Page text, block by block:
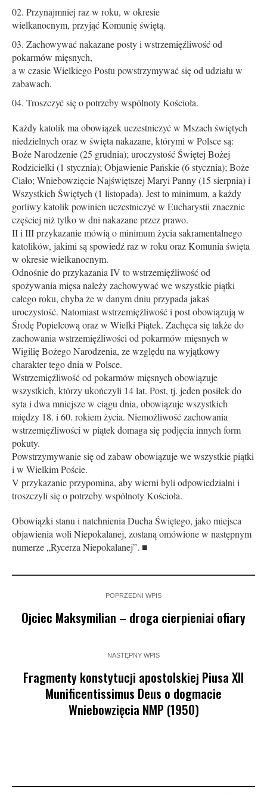
Przynajmniej raz w roku, w okresie
wielkanocnym, przyjąć Komunię świętą.
Zachowywać nakazane posty i wstrzemięźliwość od
pokarmów mięsnych,
a w czasie Wielkiego Postu powstrzymywać się od udziału w
zabawach.
Troszczyć się o potrzeby wspólnoty Kościoła.
Każdy katolik ma obowiązek uczestniczyć w Mszach świętych
niedzielnych oraz w święta nakazane, którymi w Polsce są:
Boże Narodzenie (25 grudnia); uroczystość Świętej Bożej
Rodzicielki (1 stycznia); Objawienie Pańskie (6 stycznia); Boże
Ciało; Wniebowzięcie Najświętszej Maryi Panny (15 sierpnia) i
Wszystkich Świętych (1 listopada). Jest to minimum, a każdy
gorliwy katolik powinien uczestniczyć w Eucharystii znacznie
częściej niż tylko w dni nakazane przez prawo.
II i III przykazanie mówią o minimum życia sakramentalnego
katolików, jakimi są spowiedź raz w roku oraz Komunia święta
w okresie wielkanocnym.
Odnośnie do przykazania IV to wstrzemięźliwość od
spożywania mięsa należy zachowywać we wszystkie piątki
całego roku, chyba że w danym dniu przypada jakaś
uroczystość. Natomiast wstrzemięźliwość i post obowiązują w
Środę Popielcową oraz w Wielki Piątek. Zachęca się także do
zachowania wstrzemięźliwości od pokarmów mięsnych w
Wigilię Bożego Narodzenia, ze względu na wyjątkowy
charakter tego dnia w Polsce.
Wstrzemięźliwość od pokarmów mięsnych obowiązuje
wszystkich, którzy ukończyli 14 lat. Post, tj. jeden posiłek do
syta i dwa mniejsze w ciągu dnia, obowiązuje wszystkich
między 18. i 60. rokiem życia. Niemożliwość zachowania
wstrzemięźliwości w piątek domaga się podjęcia innych form
pokuty.
Powstrzymywanie się od zabaw obowiązuje we wszystkie piątki
i w Wielkim Poście.
V przykazanie przypomina, aby wierni byli odpowiedzialni i
troszczyli się o potrzeby wspólnoty Kościoła.
Obowiązki stanu i natchnienia Ducha Świętego, jako miejsca
objawienia woli Niepokalanej, zostaną omówione w następnym
numerze „Rycerza Niepokalanej”. ■
POPRZEDNI WPIS
Ojciec Maksymilian – droga cierpieniai ofiary
NASTĘPNY WPIS
Fragmenty konstytucji apostolskiej Piusa XII
Munificentissimus Deus o dogmacie
Wniebowzięcia NMP (1950)